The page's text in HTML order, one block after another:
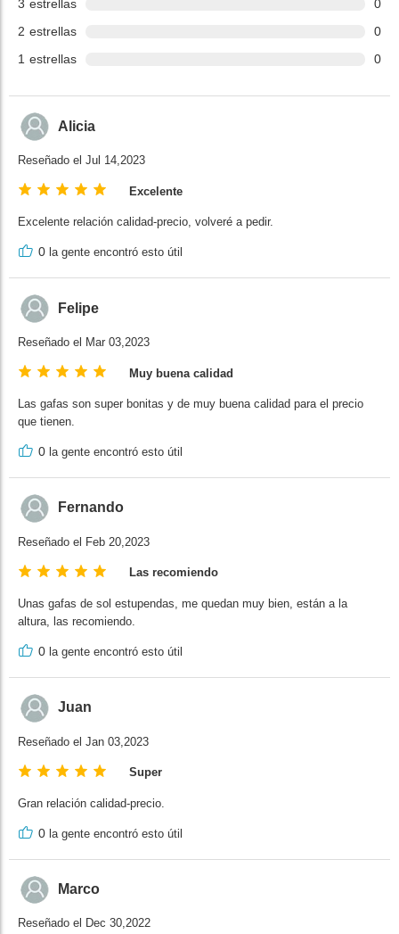
3 estrellas
0
2 estrellas
0
1 estrellas 0
Alicia
Reseñado el Jul 14,2023
Excelente
Excelente relación calidad-precio, volveré a pedir.
0 la gente encontró esto útil
Felipe
Reseñado el Mar 03,2023
Muy buena calidad
Las gafas son super bonitas y de muy buena calidad para el precio
que tienen.
0 la gente encontró esto útil
Fernando
Reseñado el Feb 20,2023
Las recomiendo
Unas gafas de sol estupendas, me quedan muy bien, están a la
altura, las recomiendo.
0 la gente encontró esto útil
Juan
Reseñado el Jan 03,2023
Super
Gran relación calidad-precio.
0 la gente encontró esto útil
Marco
Reseñado el Dec 30,2022